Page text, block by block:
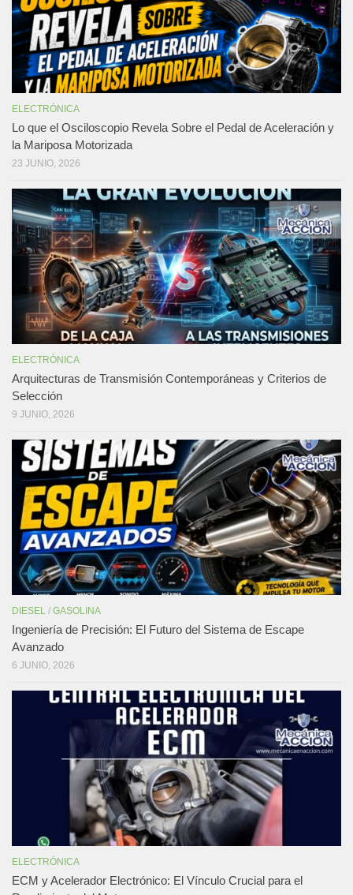
ELECTRÓNICA
Lo que el Osciloscopio Revela Sobre el Pedal de Aceleración y
la Mariposa Motorizada
23 JUNIO, 2026
ELECTRÓNICA
Arquitecturas de Transmisión Contemporáneas y Criterios de
Selección
9 JUNIO, 2026
DIESEL / GASOLINA
Ingeniería de Precisión: El Futuro del Sistema de Escape
Avanzado
6 JUNIO, 2026
ELECTRÓNICA
ECM y Acelerador Electrónico: El Vínculo Crucial para el